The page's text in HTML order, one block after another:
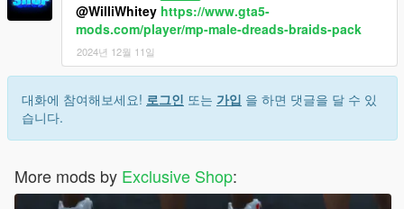
@WilliWhitey https://www.gta5-
mods.com/player/mp-male-dreads-braids-pack
2024년 12월 11일
대화에 참여해보세요! 로그인 또는 가입 을 하면 댓글을 달 수 있
습니다.
More mods by Exclusive Shop: